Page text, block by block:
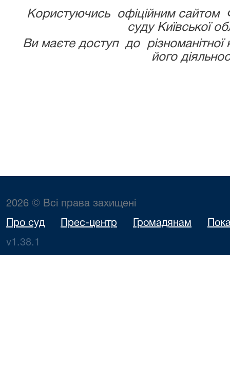
Користуючись офіційним сайтом
суду Київської
маєте доступ
до
його
2026 © Всі права захищені
Про суд Прес-центр Громадянам
v1.38.1